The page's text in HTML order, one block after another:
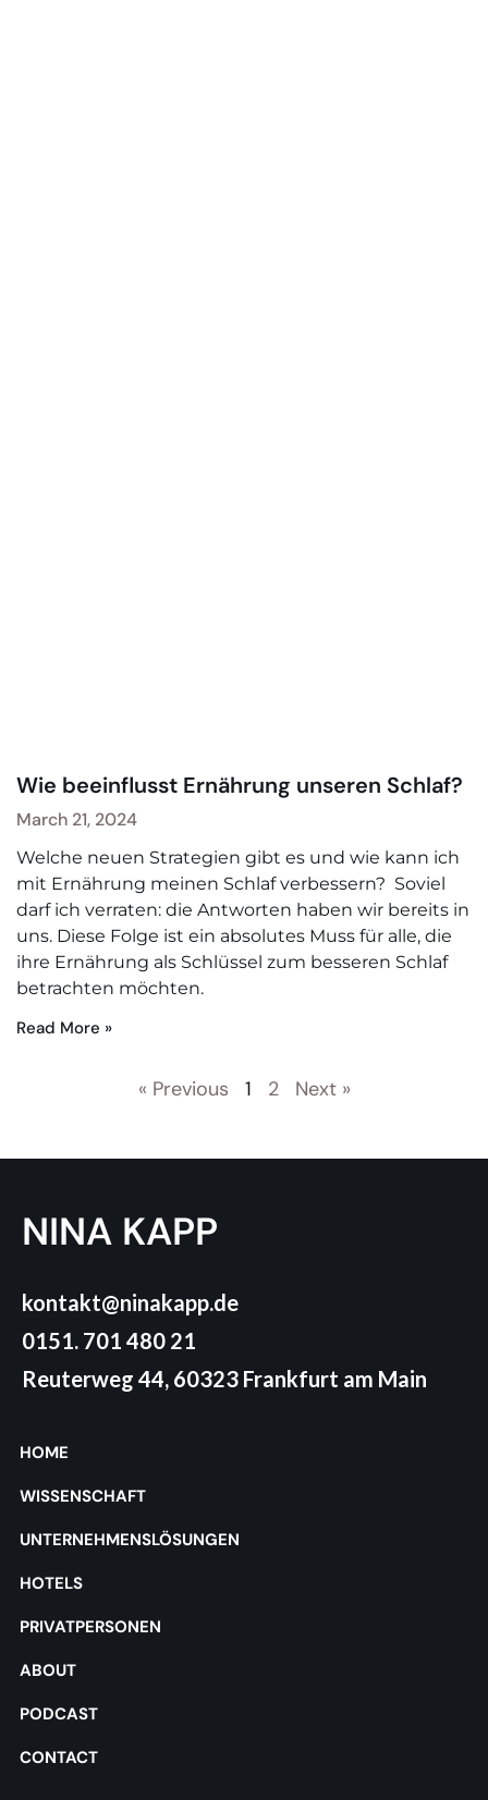
Wie beeinflusst Ernährung unseren Schlaf?
March 21, 2024
Welche neuen Strategien gibt es und wie kann ich
mit Ernährung meinen Schlaf verbessern? Soviel
darf ich verraten: die Antworten haben wir bereits in
uns. Diese Folge ist ein absolutes Muss für alle, die
ihre Ernährung als Schlüssel zum besseren Schlaf
betrachten möchten.
Read More »
« Previous 1 2 Next »
NINA KAPP
kontakt@ninakapp.de
0151. 701 480 21
Reuterweg 44, 60323 Frankfurt am Main
HOME
WISSENSCHAFT
UNTERNEHMENSLÖSUNGEN
HOTELS
PRIVATPERSONEN
ABOUT
PODCAST
CONTACT